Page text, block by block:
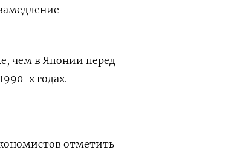
чем в Японии перед
х годах.
отметить